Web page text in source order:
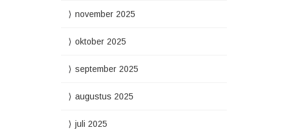
november 2025
oktober 2025
september 2025
augustus 2025
juli 2025